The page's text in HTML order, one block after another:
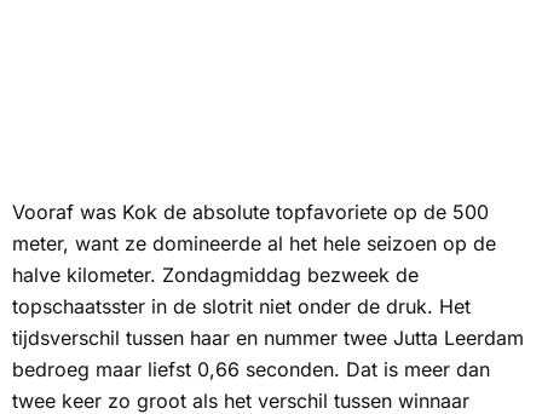
Vooraf was Kok de absolute topfavoriete op de 500
meter, want ze domineerde al het hele seizoen op de
halve kilometer. Zondagmiddag bezweek de
topschaatsster in de slotrit niet onder de druk. Het
tijdsverschil tussen haar en nummer twee Jutta Leerdam
bedroeg maar liefst 0,66 seconden. Dat is meer dan
twee keer zo groot als het verschil tussen winnaar